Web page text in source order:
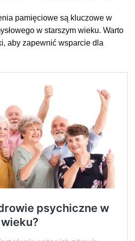
pamięciowe są kluczowe w
w starszym wieku. Warto
aby zapewnić wsparcie dla